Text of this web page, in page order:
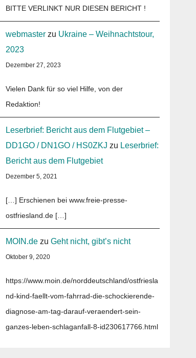
BITTE VERLINKT NUR DIESEN BERICHT !
webmaster zu Ukraine – Weihnachtstour,
2023
Dezember 27, 2023
Vielen Dank für so viel Hilfe, von der
Redaktion!
Leserbrief: Bericht aus dem Flutgebiet –
DD1GO / DN1GO / HS0ZKJ zu Leserbrief:
Bericht aus dem Flutgebiet
Dezember 5, 2021
[…] Erschienen bei www.freie-presse-
ostfriesland.de […]
MOIN.de zuGeht nicht, gibt’s nicht
Oktober 9, 2020
https://www.moin.de/norddeutschland/ostfriesla
nd-kind-faellt-vom-fahrrad-die-schockierende-
diagnose-am-tag-darauf-veraendert-sein-
ganzes-leben-schlaganfall-8-id230617766.html